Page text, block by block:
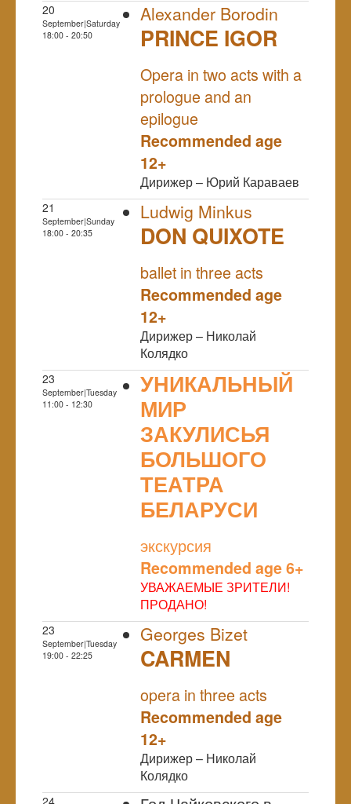
20
September|Saturday
18:00 - 20:50
Alexander Borodin
PRINCE IGOR
Opera in two acts with a
prologue and an
epilogue
Recommended age
12+
Дирижер – Юрий Караваев
21
September|Sunday
18:00 - 20:35
Ludwig Minkus
DON QUIXOTE
ballet in three acts
Recommended age
12+
Дирижер – Николай
Колядко
23
September|Tuesday
11:00 - 12:30
УНИКАЛЬНЫЙ
МИР
ЗАКУЛИСЬЯ
БОЛЬШОГО
ТЕАТРА
БЕЛАРУСИ
экскурсия
Recommended age 6+
УВАЖАЕМЫЕ ЗРИТЕЛИ!
ПРОДАНО!
23
September|Tuesday
19:00 - 22:25
Georges Bizet
CARMEN
opera in three acts
Recommended age
12+
Дирижер – Николай
Колядко
24